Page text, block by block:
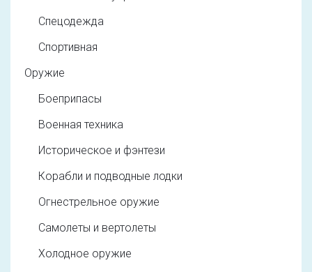
Спецодежда
Спортивная
Оружие
Боеприпасы
Военная техника
Историческое и фэнтези
Корабли и подводные лодки
Огнестрельное оружие
Самолеты и вертолеты
Холодное оружие